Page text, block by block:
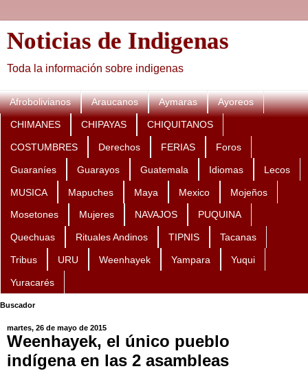
Noticias de Indigenas
Toda la información sobre indigenas
Afrobolivianos Araucanos Aymaras Ayoreos
CHIMANES CHIPAYAS CHIQUITANOS
COSTUMBRES Derechos FERIAS Foros
Guaraníes Guarayos Guatemala Idiomas Lecos
MUSICA Mapuches Maya Mexico Mojeños
Mosetones Mujeres NAVAJOS PUQUINA
Quechuas Rituales Andinos TIPNIS Tacanas
Tribus URU Weenhayek Yampara Yuqui
Yuracarés
Buscador
martes, 26 de mayo de 2015
Weenhayek, el único pueblo
indígena en las 2 asambleas